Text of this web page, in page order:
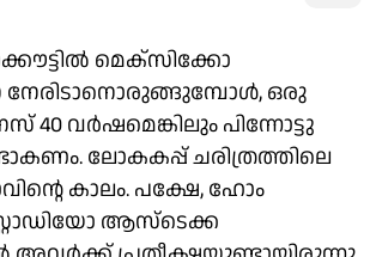
മെക്സിക്കോ
ഒരു
വര്‍ഷമെങ്കിലും പിന്നോട്ടു
ലോകകപ്പ് ചരിത്രത്തിലെ
കാലം. പക്ഷേ, ഹോം
ആസ്ടെക്ക